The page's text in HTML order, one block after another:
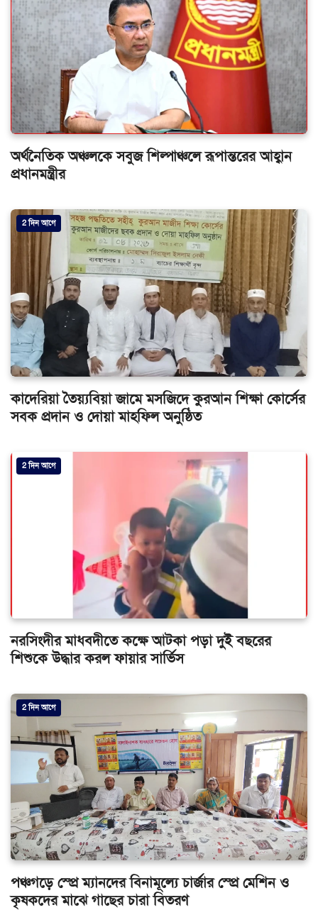
অর্থনৈতিক অঞ্চলকে সবুজ শিল্পাঞ্চলে রূপান্তরের আহ্বান
প্রধানমন্ত্রীর
2 দিন আগে
কাদেরিয়া তৈয়্যবিয়া জামে মসজিদে কুরআন শিক্ষা কোর্সের
সবক প্রদান ও দোয়া মাহফিল অনুষ্ঠিত
2 দিন আগে
নরসিংদীর মাধবদীতে কক্ষে আটকা পড়া দুই বছরের
শিশুকে উদ্ধার করল ফায়ার সার্ভিস
2 দিন আগে
পঞ্চগড়ে স্প্রে ম্যানদের বিনামূল্যে চার্জার স্প্রে মেশিন ও
কৃষকদের মাঝে গাছের চারা বিতরণ